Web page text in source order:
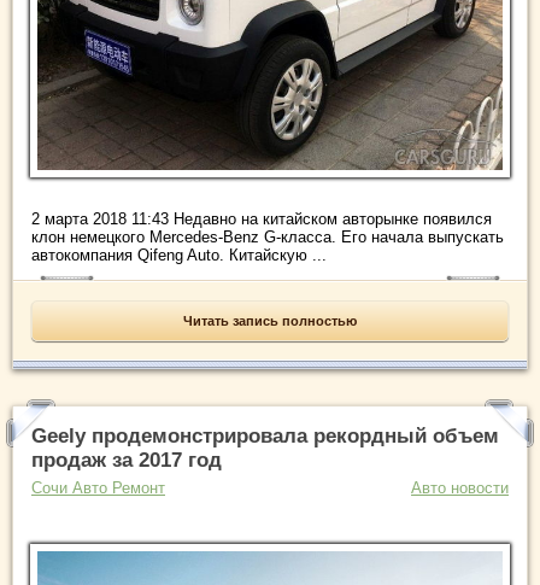
2 марта 2018 11:43 Недавно на китайском авторынке появился
клон немецкого Mercedes-Benz G-класса. Его начала выпускать
автокомпания Qifeng Auto. Китайскую ...
Читать запись полностью
Geely продемонстрировала рекордный объем
продаж за 2017 год
Сочи Авто Ремонт Авто новости